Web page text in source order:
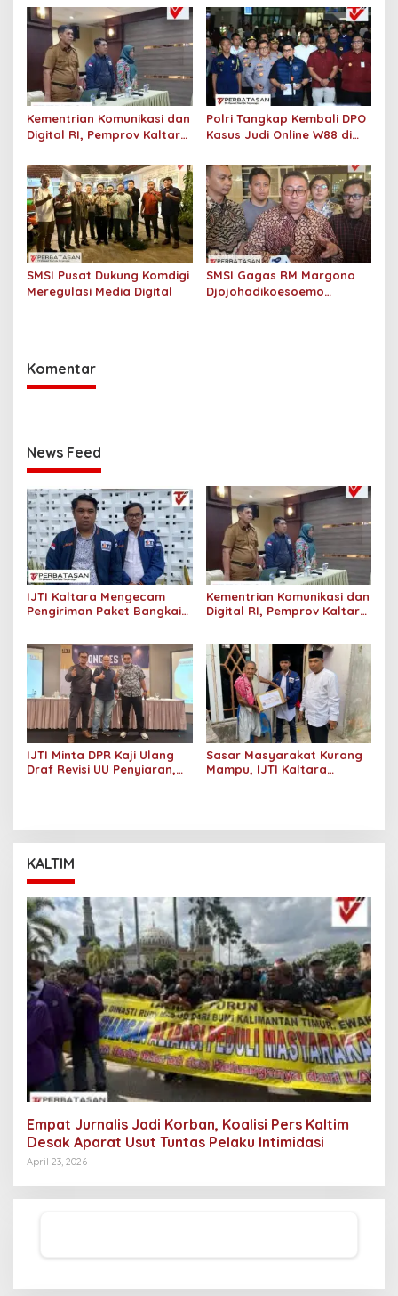
Kepala Babi Kantor
Redaksi Tempo
terhadap Pengawasan dan
Pengendalian Senpi di
Polda Kalimantan Utara
Kementrian Komunikasi dan
Digital RI, Pemprov Kaltara
Pemberdayaan Komunitas
Informasi Masyarakat
Polri Tangkap Kembali DPO
Kasus Judi Online W88 di
SMSI Pusat Dukung Komdigi
Meregulasi Media Digital
SMSI Gagas RM Margono
Djojohadikoesoemo
Komentar
News Feed
IJTI Kaltara Mengecam
Pengiriman Paket Bangkai
Redaksi Tempo
Kementrian Komunikasi dan
Digital RI, Pemprov Kaltara
Informasi Masyarakat
IJTI Minta DPR Kaji Ulang
Draf Revisi UU Penyiaran,
Sasar Masyarakat Kurang
Mampu, IJTI Kaltara
KALTIM
Empat Jurnalis Jadi Korban, Koalisi Pers Kaltim
Desak Aparat Usut Tuntas Pelaku Intimidasi
April 23, 2026